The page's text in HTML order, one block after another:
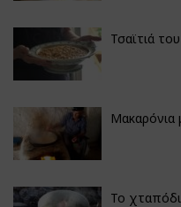
Τσαϊτιά
Μακαρόνια
Το